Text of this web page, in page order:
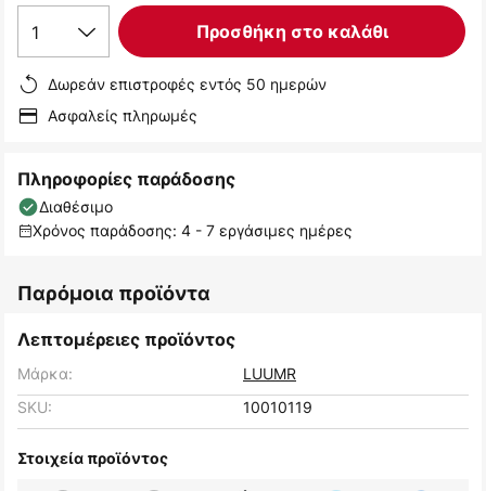
1 Προσθήκη στο καλάθι
Δωρεάν επιστροφές εντός 50 ημερών
Ασφαλείς πληρωμές
Πληροφορίες παράδοσης
Διαθέσιμο
Χρόνος παράδοσης: 4 - 7 εργάσιμες ημέρες
Παρόμοια προϊόντα
Λεπτομέρειες προϊόντος
Μάρκα:
LUUMR
SKU:
10010119
Στοιχεία προϊόντος